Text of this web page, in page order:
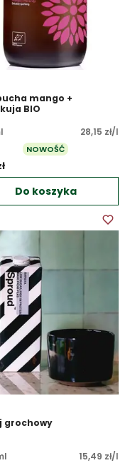
mango +
BIO
28,15 zł/l
NOWOŚĆ
Do koszyka
grochowy
15,49 zł/l